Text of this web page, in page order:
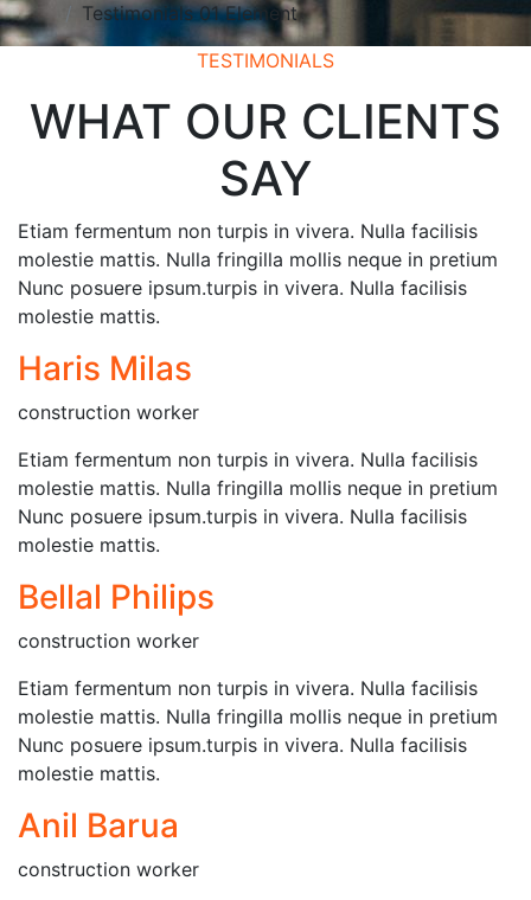
Testimonials 01 Element
TESTIMONIALS
WHAT OUR CLIENTS
SAY
Etiam fermentum non turpis in vivera. Nulla facilisis
molestie mattis. Nulla fringilla mollis neque in pretium
Nunc posuere ipsum.turpis in vivera. Nulla facilisis
molestie mattis.
Haris Milas
construction worker
Etiam fermentum non turpis in vivera. Nulla facilisis
molestie mattis. Nulla fringilla mollis neque in pretium
Nunc posuere ipsum.turpis in vivera. Nulla facilisis
molestie mattis.
Bellal Philips
construction worker
Etiam fermentum non turpis in vivera. Nulla facilisis
molestie mattis. Nulla fringilla mollis neque in pretium
Nunc posuere ipsum.turpis in vivera. Nulla facilisis
molestie mattis.
Anil Barua
construction worker